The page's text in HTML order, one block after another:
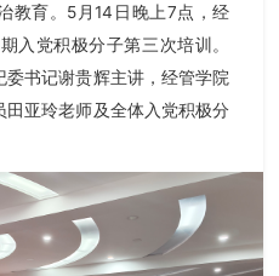
教育。5月14日晚上7点，经
入党积极分子第三次培训。
书记谢贵辉主讲，经管学院
亚玲老师及全体入党积极分